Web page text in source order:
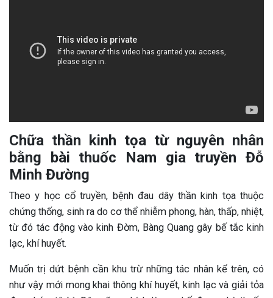
Chữa thần kinh tọa từ nguyên nhân
bằng bài thuốc Nam gia truyền Đỗ
Minh Đường
Theo y học cổ truyền, bệnh đau dây thần kinh tọa thuộc
chứng thống, sinh ra do cơ thể nhiễm phong, hàn, thấp, nhiệt,
từ đó tác động vào kinh Đờm, Bàng Quang gây bế tắc kinh
lạc, khí huyết.
Muốn trị dứt bệnh cần khu trừ những tác nhân kể trên, có
như vậy mới mong khai thông khí huyết, kinh lạc và giải tỏa